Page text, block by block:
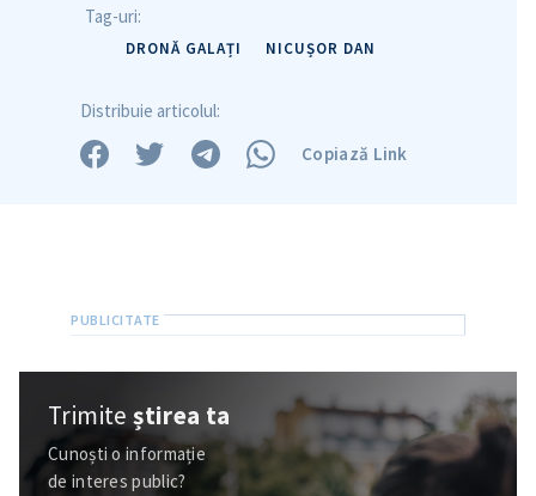
Tag-uri:
DRONĂ GALAȚI NICUȘOR DAN
Distribuie articolul:
Copiază Link
Trimiteștirea ta
Cunoști o informație
de interes public?